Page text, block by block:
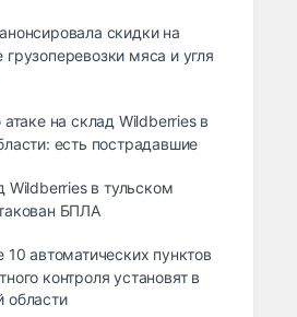
скидки на
грузоперевозки мяса и угля
на склад Wildberries в
есть пострадавшие
Wildberries в тульском
БПЛА
10 автоматических пунктов
контроля установят в
области